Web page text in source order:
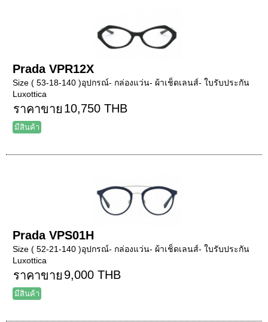
Prada VPR12X
Size ( 53-18-140 )อุปกรณ์- กล่องแว่น- ผ้าเช็ดเลนส์- ใบรับประกัน
Luxottica
ราคาขาย 10,750 THB
มีสินค้า
Prada VPS01H
Size ( 52-21-140 )อุปกรณ์- กล่องแว่น- ผ้าเช็ดเลนส์- ใบรับประกัน
Luxottica
ราคาขาย 9,000 THB
มีสินค้า